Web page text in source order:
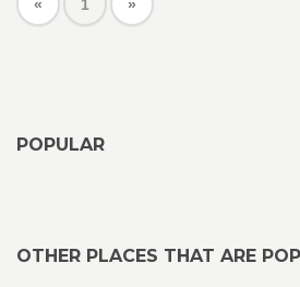
« 1 »
POPULAR
OTHER PLACES THAT ARE